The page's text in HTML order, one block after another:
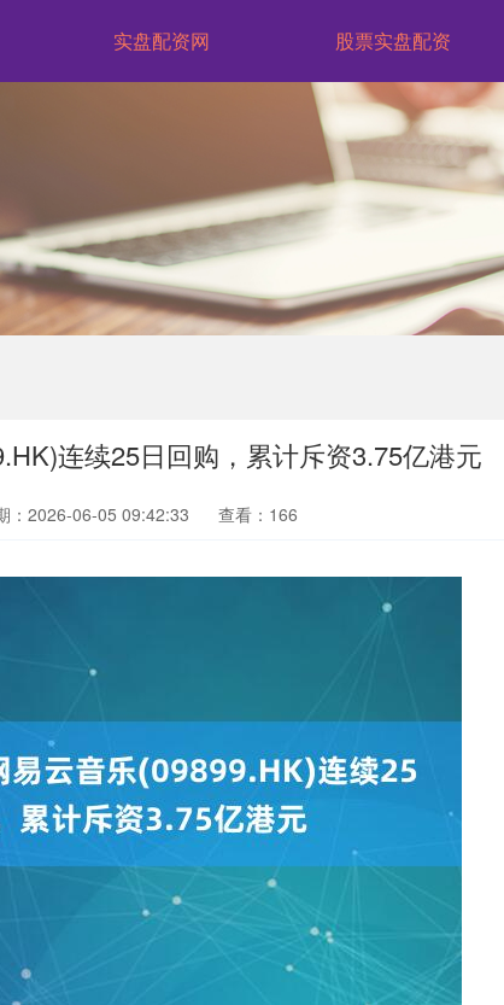
实盘配资网 股票实盘配资
连续25日回购，累计斥资3.75亿港元
：2026-06-05 09:42:33 查看：166